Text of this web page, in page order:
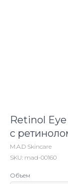
Retinol
с
M.A.D Skincare
SKU: mad-00160
Объем